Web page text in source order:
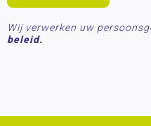
Wij verwerken uw
beleid.